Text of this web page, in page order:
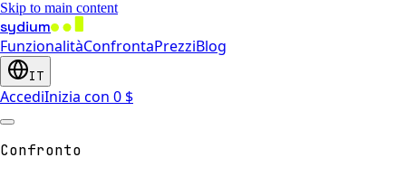
Skip to main content
sydium
FunzionalitàConfrontaPrezziBlog
IT
AccediInizia con 0 $
Confronto